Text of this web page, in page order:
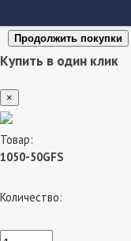
Продолжить покупки
Купить в один клик
×
Товар:
1050-50GFS
Количество: